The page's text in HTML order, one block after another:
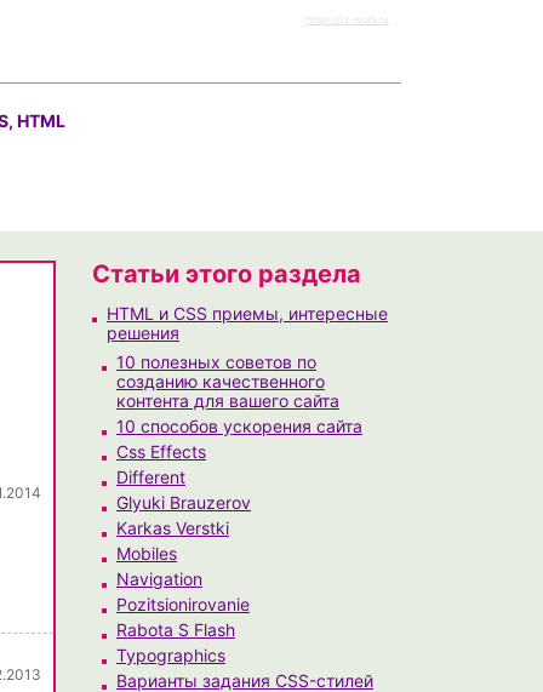
https://rz-work.ru
HTML
Статьи этого раздела
HTML и CSS приемы, интересные
решения
10 полезных советов по
созданию качественного
контента для вашего сайта
10 способов ускорения сайта
Css Effects
Different
Glyuki Brauzerov
Karkas Verstki
Mobiles
Navigation
Pozitsionirovanie
Rabota S Flash
Typographics
Варианты задания CSS-стилей